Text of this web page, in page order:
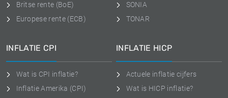
Britse rente (BoE)
Europese rente (ECB)
SONIA
TONAR
INFLATIE CPI
Wat is CPI inflatie?
Inflatie Amerika (CPI)
INFLATIE HICP
Actuele inflatie cijfers
Wat is HICP inflatie?